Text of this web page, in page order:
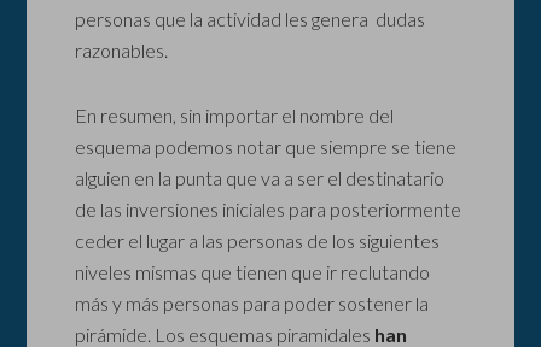
personas que la actividad les genera dudas
razonables.
En resumen, sin importar el nombre del
esquema podemos notar que siempre se tiene
alguien en la punta que va a ser el destinatario
de las inversiones iniciales para posteriormente
ceder el lugar a las personas de los siguientes
niveles mismas que tienen que ir reclutando
más y más personas para poder sostener la
pirámide. Los esquemas piramidales han